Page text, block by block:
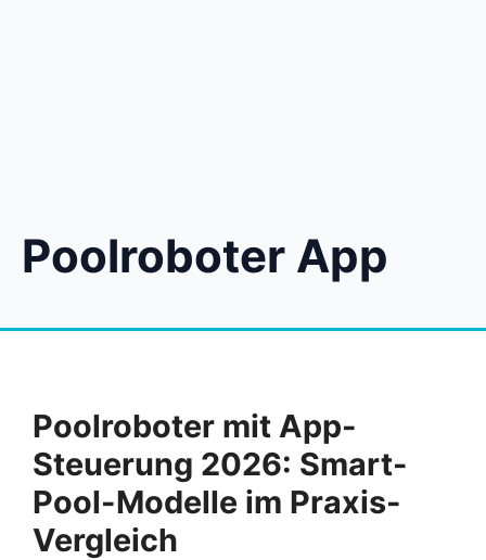
Poolroboter App
Poolroboter mit App-
Steuerung 2026: Smart-
Pool-Modelle im Praxis-
Vergleich